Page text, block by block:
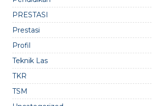
PRESTASI
Prestasi
Profil
Teknik Las
TKR
TSM